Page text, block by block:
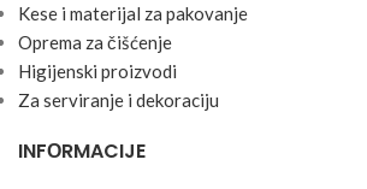
Kese i materijal za pakovanje
Oprema za čišćenje
Higijenski proizvodi
Za serviranje i dekoraciju
INFОRMACIJE